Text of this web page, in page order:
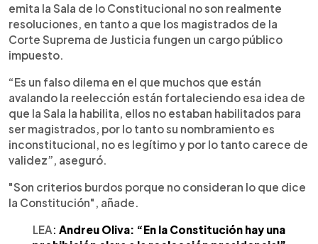
emita la Sala de lo Constitucional no son realmente
resoluciones, en tanto a que los magistrados de la
Corte Suprema de Justicia fungen un cargo público
impuesto.
“Es un falso dilema en el que muchos que están
avalando la reelección están fortaleciendo esa idea de
que la Sala la habilita, ellos no estaban habilitados para
ser magistrados, por lo tanto su nombramiento es
inconstitucional, no es legítimo y por lo tanto carece de
validez”, aseguró.
"Son criterios burdos porque no consideran lo que dice
la Constitución", añade.
LEA: Andreu Oliva: “En la Constitución hay una